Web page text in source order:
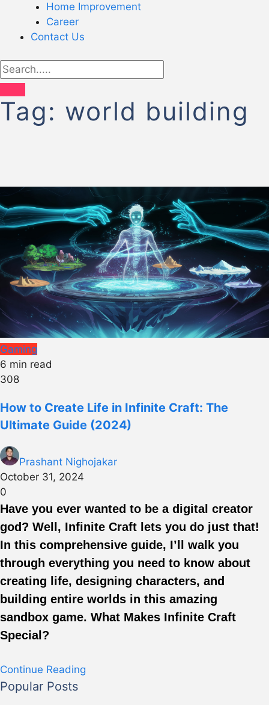
Home Improvement
Career
Contact Us
Tag: world building
Gaming
6 min read
308
How to Create Life in Infinite Craft: The
Ultimate Guide (2024)
Prashant Nighojakar
October 31, 2024
0
Have you ever wanted to be a digital creator
god? Well, Infinite Craft lets you do just that!
In this comprehensive guide, I’ll walk you
through everything you need to know about
creating life, designing characters, and
building entire worlds in this amazing
sandbox game. What Makes Infinite Craft
Special?
Continue Reading
Popular Posts